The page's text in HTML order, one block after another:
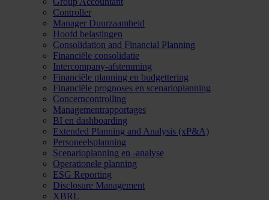
Controller
Manager Duurzaamheid
Hoofd belastingen
Consolidation and Financial Planning
Financiële consolidatie
Intercompany-afstemming
Financiële planning en budgettering
Financiële prognoses en scenarioplanning
Concerncontrolling
Managementrapportages
BI en dashboarding
Extended Planning and Analysis (xP&A)
Personeelsplanning
Scenarioplanning en -analyse
Operationele planning
ESG Reporting
Disclosure Management
XBRL